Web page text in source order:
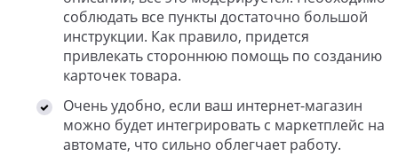
соблюдать все пункты достаточно большой
инструкции. Как правило, придется
привлекать стороннюю помощь по созданию
карточек товара.
Очень удобно, если ваш интернет-магазин
можно будет интегрировать с маркетплейс на
автомате, что сильно облегчает работу.